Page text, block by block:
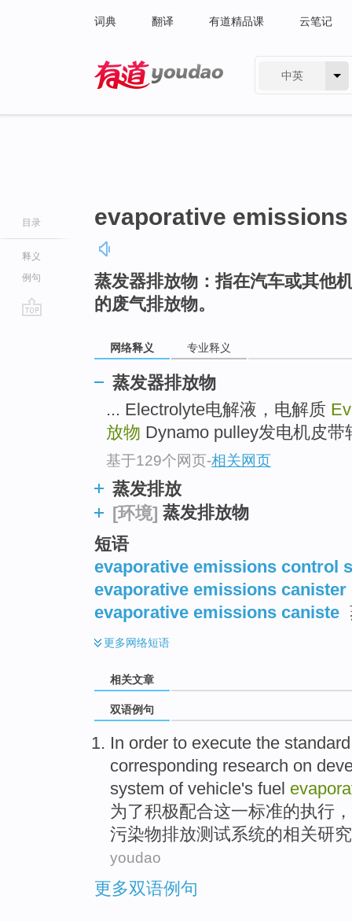
词典 翻译 有道精品课 云笔记
中英
目录
释义
例句
evaporative emissions
蒸发器排放物：指在汽车或其他
的废气排放物。
网络释义 专业释义
蒸发器排放物
... Electrolyte电解液，电解质
放物 Dynamo pulley发电机皮带
基于129个网页-相关网页
蒸发排放
[环境] 蒸发排放物
短语
evaporative emissions control
evaporative emissions canister
evaporative emissions caniste
更多网络短语
相关文章
双语例句
In order to execute the standard
corresponding research on
system of vehicle's fuel
为了积极配合这一标准的执行 ，
污染物排放测试系统的相关研究
youdao
更多双语例句